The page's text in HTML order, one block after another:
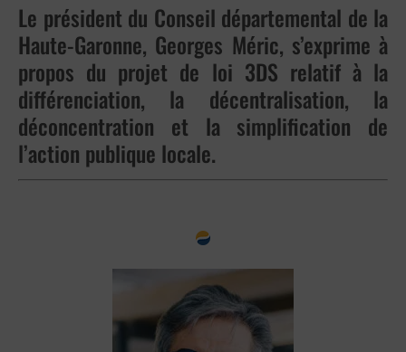
Le président du Conseil départemental de la
Haute-Garonne, Georges Méric, s’exprime à
propos du projet de loi 3DS relatif à la
différenciation, la décentralisation, la
déconcentration et la simplification de
l’action publique locale.